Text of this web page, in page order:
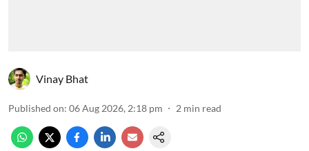
Vinay Bhat
Published on: 06 Aug 2026, 2:18 pm 2 min read